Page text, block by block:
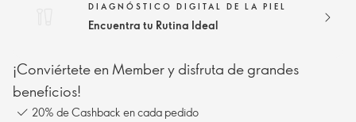
DIAGNÓSTICO DIGITAL DE LA PIEL
Encuentra tu Rutina Ideal
¡Conviértete en Member y disfruta de grandes
beneficios!
20% de Cashback en cada pedido